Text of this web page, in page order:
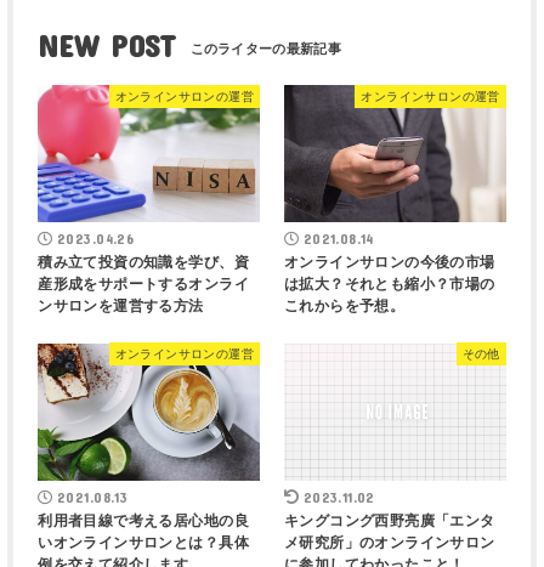
NEW POST
オンラインサロンの運営
2023.04.26
積み立て投資の知識を学び、資
産形成をサポートするオンライ
ンサロンを運営する方法
オンラインサロンの運営
2021.08.14
オンラインサロンの今後の市場
は拡大？それとも縮小？市場の
これからを予想。
オンラインサロンの運営
2021.08.13
利用者目線で考える居心地の良
いオンラインサロンとは？具体
その他
2023.11.02
キングコング西野亮廣「エンタ
メ研究所」のオンラインサロン